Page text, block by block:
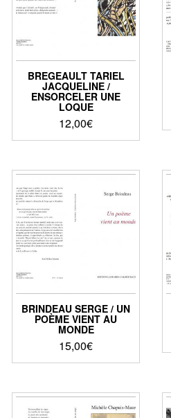
BREGEAULT TARIEL
JACQUELINE /
ENSORCELER UNE
LOQUE
12,00€
BRINDEAU SERGE / UN
POÈME VIENT AU
MONDE
15,00€